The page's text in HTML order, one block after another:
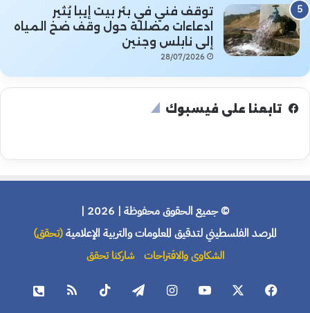
توقف فني في بئر بيت إيبا يُثير
ادعاءات مضللة حول وقف ضخ المياه
إلى نابلس وجنين
28/07/2026
تابعنا على فيسبوك
© جميع الحقوق محفوظة | 2026 |
المرصد الفلسطيني لتدقيق المعلومات والتربية الإعلامية(تحقق)
الشكاوى والاقتراحات شاركنا تحقق
فيسبوك يوتيوب انستقرام تيلقرام ‫TikTok ملخص